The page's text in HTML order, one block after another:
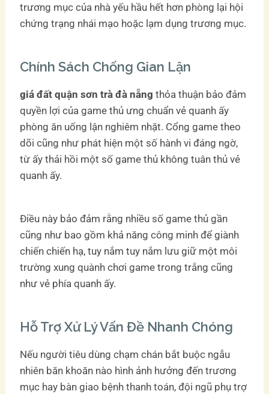
trương mục của nhà yếu hầu hết hơn phòng lại hội
chứng trạng nhái mạo hoặc lạm dụng trương mục.
Chính Sách Chống Gian Lận
giá đất quận sơn trà đà nẵng thỏa thuận bảo đảm
quyền lợi của game thủ ưng chuẩn vẻ quanh ấy
phòng ăn uống lận nghiêm nhặt. Cổng game theo
dõi cũng như phát hiện một số hành vi đáng ngờ,
từ ấy thải hồi một số game thủ không tuân thủ vẻ
quanh ấy.
Điều này bảo đảm rằng nhiều số game thủ gần
cũng như bao gồm khả năng công minh để giành
chiến chiến hạ, tuy nắm tuy nắm lưu giữ một môi
trường xung quành chơi game trong trắng cũng
như vẻ phía quanh ấy.
Hỗ Trợ Xử Lý Vấn Đề Nhanh Chóng
Nếu người tiêu dùng chạm chán bắt buộc ngẫu
nhiên băn khoăn nào hình ảnh hưởng đến trương
mục hay bàn giao bệnh thanh toán, đội ngũ phụ trợ